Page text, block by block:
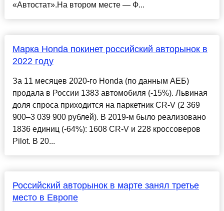
«Автостат».На втором месте — Ф...
Марка Honda покинет российский авторынок в
2022 году
За 11 месяцев 2020-го Honda (по данным АЕБ)
продала в России 1383 автомобиля (-15%). Львиная
доля спроса приходится на паркетник CR-V (2 369
900–3 039 900 рублей). В 2019-м было реализовано
1836 единиц (-64%): 1608 CR-V и 228 кроссоверов
Pilot. В 20...
Российский авторынок в марте занял третье
место в Европе